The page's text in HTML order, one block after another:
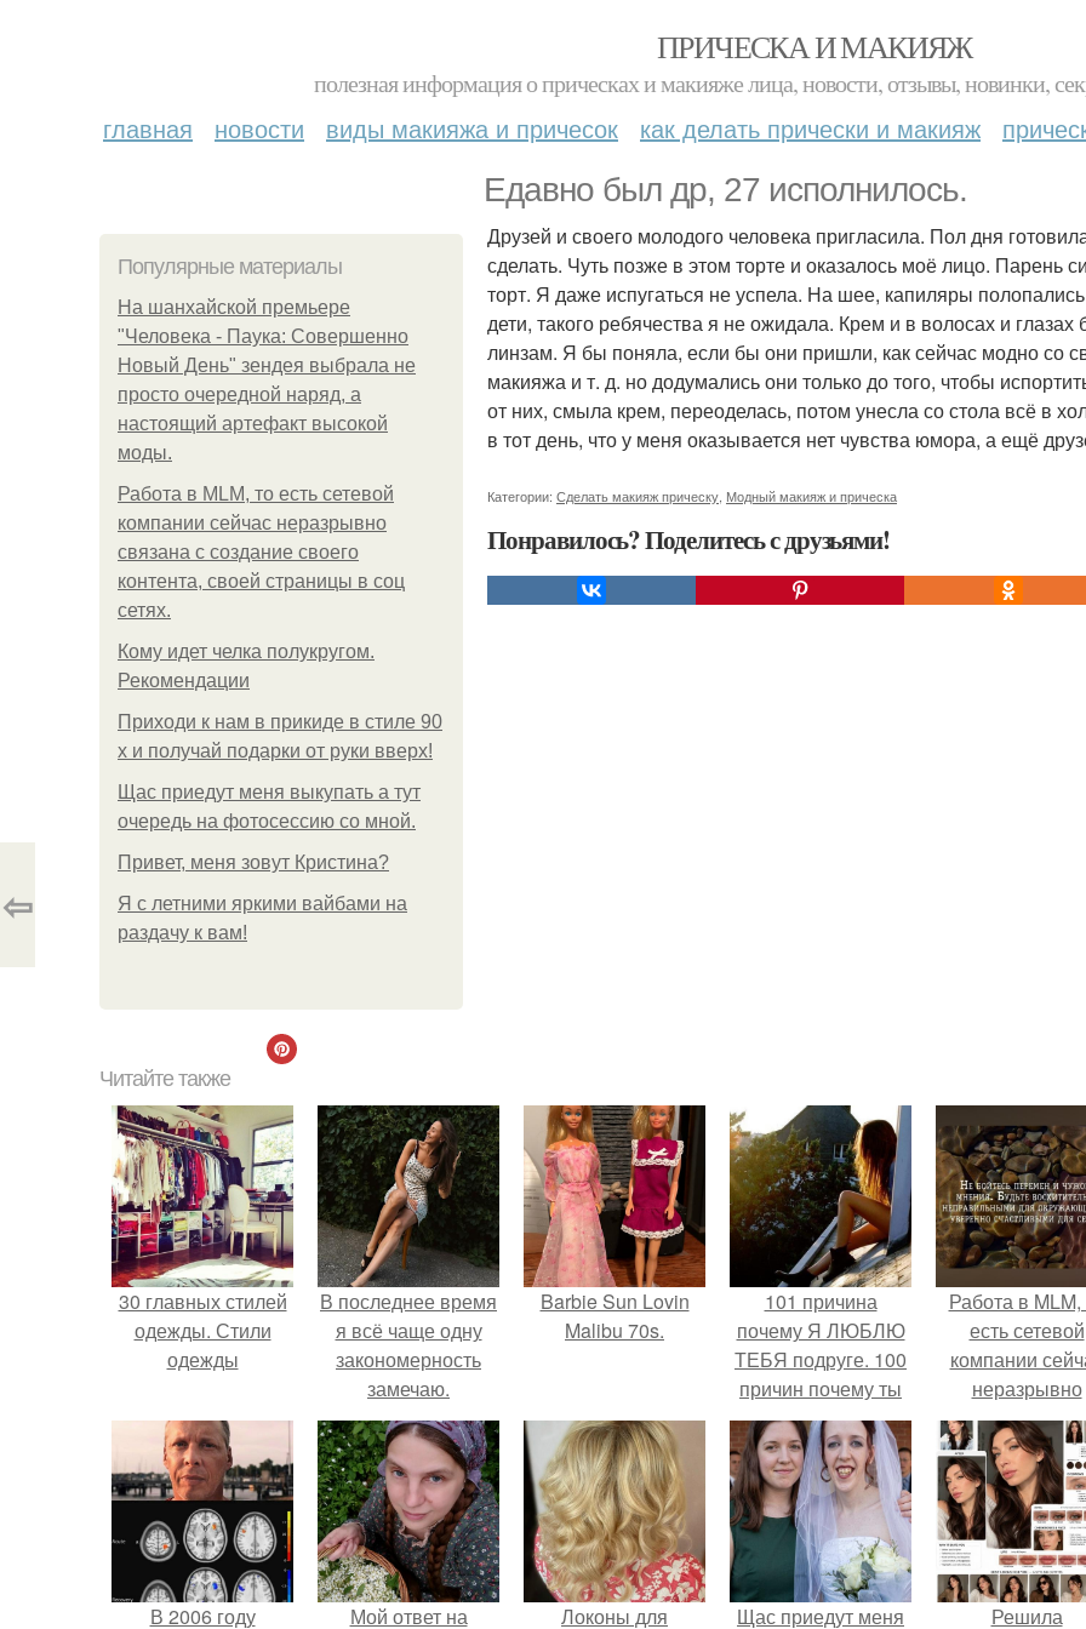
ПРИЧЕСКА И МАКИЯЖ
полезная информация о прическах и макияже лица, новости, отзывы, новинки,
главная новости виды макияжа и причесок как делать прически и макияж
Едавно был др, 27 исполнилось.
Популярные материалы
На шанхайской премьере
"Человека - Паука: Совершенно
Новый День" зендея выбрала не
просто очередной наряд, а
настоящий артефакт высокой
моды.
Работа в MLM, то есть сетевой
компании сейчас неразрывно
связана с создание своего
контента, своей страницы в соц
сетях.
Кому идет челка полукругом.
Рекомендации
Приходи к нам в прикиде в стиле 90
х и получай подарки от руки вверх!
Щас приедут меня выкупать а тут
очередь на фотосессию со мной.
Привет, меня зовут Кристина?
Я с летними яркими вайбами на
раздачу к вам!
Друзей и своего молодого человека пригласила. Пол дня
сделать. Чуть позже в этом торте и оказалось моё лицо. Парень
торт. Я даже испугаться не успела. На шее, капиляры
дети, такого ребячества я не ожидала. Крем и в волосах и
линзам. Я бы поняла, если бы они пришли, как сейчас модно со
макияжа и т. д. но додумались они только до того, чтобы
от них, смыла крем, переоделась, потом унесла со стола всё в
в тот день, что у меня оказывается нет чувства юмора, а ещё
Категории: Сделать макияж прическу Модный макияж и прическа
Понравилось? Поделитесь с друзьями!
⇦
Читайте также
30 главных стилей
одежды. Стили
одежды
В последнее время
я всё чаще одну
закономерность
замечаю.
Barbie Sun Lovin
Malibu 70s.
101 причина
почему Я ЛЮБЛЮ
ТЕБЯ подруге. 100
причин почему ты
моя лучшая
подруга.
Работа в MLM,
есть сетевой
компании
неразрывно
связана с
своего
своей
соц сетях.
В 2006 году Мой ответ на Локоны для Щас приедут меня Решила